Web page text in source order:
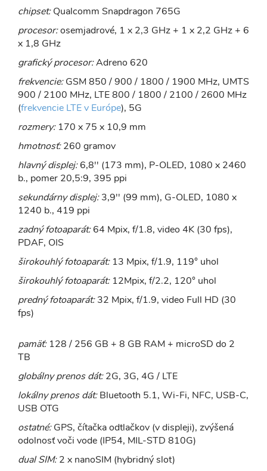
chipset:Qualcomm Snapdragon 765G
procesor:osemjadrové, 1 x 2,3 GHz + 1 x 2,2 GHz + 6
x 1,8 GHz
grafický procesor:Adreno 620
frekvencie:GSM 850 / 900 / 1800 / 1900 MHz, UMTS
900 / 2100 MHz, LTE 800 / 1800 / 2100 / 2600 MHz
(frekvencie LTE v Európe), 5G
rozmery: 170 x 75 x 10,9 mm
hmotnosť:260 gramov
hlavný displej:6,8'' (173 mm), P-OLED, 1080 x 2460
b., pomer 20,5:9, 395 ppi
sekundárny displej:3,9'' (99 mm), G-OLED, 1080 x
1240 b., 419 ppi
zadný fotoaparát:64 Mpix, f/1.8, video 4K (30 fps),
PDAF, OIS
širokouhlý fotoaparát: 13 Mpix, f/1.9, 119° uhol
širokouhlý fotoaparát: 12Mpix, f/2.2, 120° uhol
predný fotoaparát:32 Mpix, f/1.9, video Full HD (30
fps)
pamäť:128 / 256 GB + 8 GB RAM + microSD do 2
TB
globálny prenos dát:2G, 3G, 4G / LTE
lokálny prenos dát:Bluetooth 5.1, Wi-Fi, NFC, USB-C,
USB OTG
ostatné:GPS, čítačka odtlačkov (v displeji), zvýšená
odolnosť voči vode (IP54, MIL-STD 810G)
dual SIM:2 x nanoSIM (hybridný slot)